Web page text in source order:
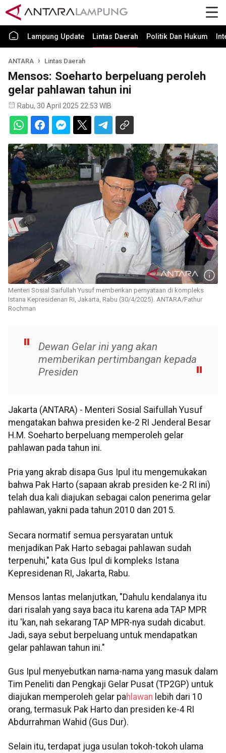
Lampung Update Lintas Daerah Politik Dan Hukum
ANTARA Lintas Daerah
Mensos: Soeharto berpeluang peroleh
gelar pahlawan tahun ini
Rabu, 30 April 2025 22:53 WIB
Menteri Sosial Saifullah Yusuf memberikan pernyataan di kompleks
Istana Kepresidenan RI, Jakarta, Rabu (30/4/2025). ANTARA/Fathur
Rochman
Dewan Gelar ini yang akan
memberikan pertimbangan kepada
Presiden
Jakarta (ANTARA) - Menteri Sosial Saifullah Yusuf
mengatakan bahwa presiden ke-2 RI Jenderal Besar
H.M. Soeharto berpeluang memperoleh gelar
pahlawan pada tahun ini.
Pria yang akrab disapa Gus Ipul itu mengemukakan
bahwa Pak Harto (sapaan akrab presiden ke-2 RI ini)
telah dua kali diajukan sebagai calon penerima gelar
pahlawan, yakni pada tahun 2010 dan 2015.
Secara normatif semua persyaratan untuk
menjadikan Pak Harto sebagai pahlawan sudah
terpenuhi," kata Gus Ipul di kompleks Istana
Kepresidenan RI, Jakarta, Rabu.
Mensos lantas melanjutkan, "Dahulu kendalanya itu
dari risalah yang saya baca itu karena ada TAP MPR
itu 'kan, nah sekarang TAP MPR-nya sudah dicabut.
Jadi, saya sebut berpeluang untuk mendapatkan
gelar pahlawan tahun ini."
Gus Ipul menyebutkan nama-nama yang masuk dalam
Tim Peneliti dan Pengkaji Gelar Pusat (TP2GP) untuk
diajukan memperoleh gelar pahlawan lebih dari 10
orang, termasuk Pak Harto dan presiden ke-4 RI
Abdurrahman Wahid (Gus Dur).
Selain itu, terdapat juga usulan tokoh-tokoh ulama